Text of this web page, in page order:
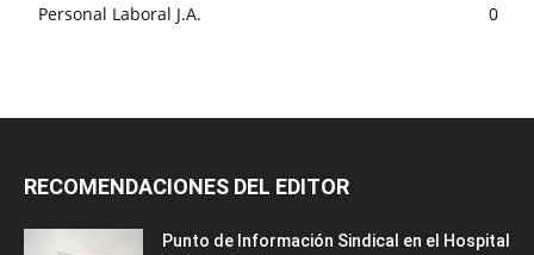
Personal Laboral J.A.
0
RECOMENDACIONES DEL EDITOR
Punto de Información Sindical en el Hospital